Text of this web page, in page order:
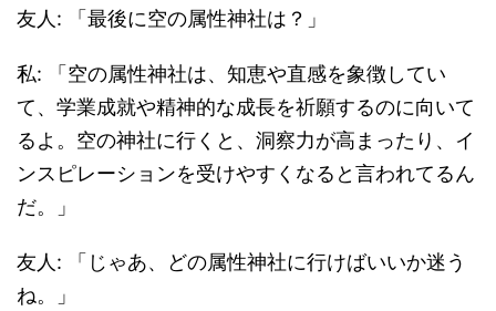
友人: 「最後に空の属性神社は？」
私: 「空の属性神社は、知恵や直感を象徴してい
て、学業成就や精神的な成長を祈願するのに向いて
るよ。空の神社に行くと、洞察力が高まったり、イ
ンスピレーションを受けやすくなると言われてるん
だ。」
友人: 「じゃあ、どの属性神社に行けばいいか迷う
ね。」